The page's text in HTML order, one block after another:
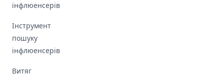
інфлюенсерів
Інструмент
пошуку
інфлюенсерів
Витяг